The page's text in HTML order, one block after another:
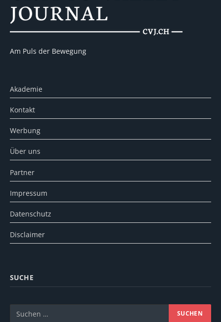
Am Puls der Bewegung
Akademie
Kontakt
Werbung
Über uns
Partner
Impressum
Datenschutz
Disclaimer
SUCHE